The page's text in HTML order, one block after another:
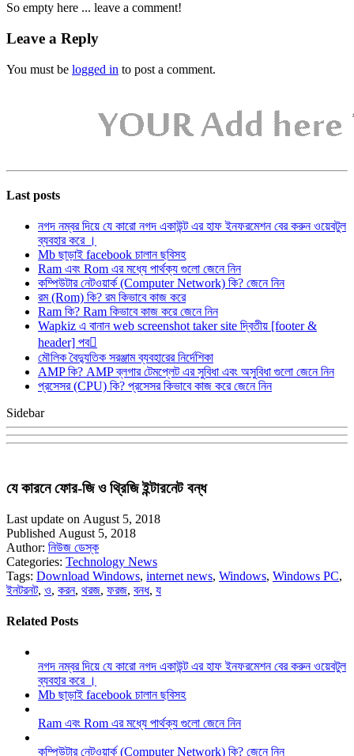
So empty here ... leave a comment!
Leave a Reply
You must be logged in to post a comment.
Last posts
নগদ নম্বর দিয়ে যে কারো নগদ একাউন্ট এর হাফ ইনফরমেশন বের করুন ওয়েবটুল
ব্যবহার করে ।
Mb ছাড়াই facebook চালান ছবিসহ
Ram এবং Rom এর মধ্যে পার্থক্য গুলো জেনে নিন
কম্পিউটার নেটওয়ার্ক (Computer Network) কি? জেনে নিন
রম (Rom) কি? রম কিভাবে কাজ করে
Ram কি? Ram কিভাবে কাজ করে জেনে নিন
Wapkiz এ বানান web screenshot taker site দ্বিতীয় [footer &
header] পব
মৌলিক বৈদ্যুতিক সরঞ্জাম ব্যবহারের নির্দেশিকা
AMP কি? AMP ব্লগার টেমপ্লেট এর সুবিধা এবং অসুবিধা গুলো জেনে নিন
প্রসেসর (CPU) কি? প্রসেসর কিভাবে কাজ করে জেনে নিন
Sidebar
যে কারনে ফোর-জি ও থ্রিজি ইন্টারনেট বন্ধ
Last update on August 5, 2018
Published August 5, 2018
Author: নিউজ ডেস্ক
Categories: Technology News
Tags: Download Windows, internet news, Windows, Windows PC,
ইনটরনট, ও, করন, থরজ, ফরজ, বনধ, য
Related Posts
নগদ নম্বর দিয়ে যে কারো নগদ একাউন্ট এর হাফ ইনফরমেশন বের করুন ওয়েবটুল
ব্যবহার করে ।
Mb ছাড়াই facebook চালান ছবিসহ
Ram এবং Rom এর মধ্যে পার্থক্য গুলো জেনে নিন
কম্পিউটার নেটওয়ার্ক (Computer Network) কি? জেনে নিন